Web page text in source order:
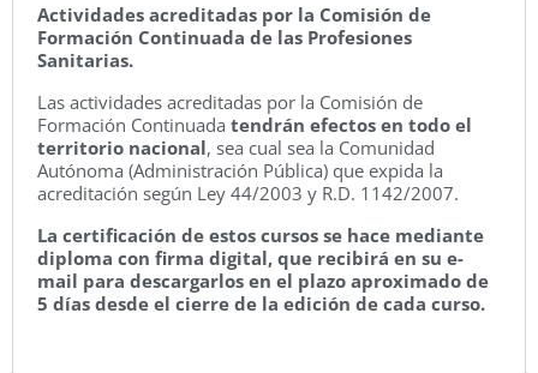
Actividades acreditadas por la Comisión de
Formación Continuada de las Profesiones
Sanitarias.
Las actividades acreditadas por la Comisión de
Formación Continuada tendrán efectos en todo el
territorio nacional, sea cual sea la Comunidad
Autónoma (Administración Pública) que expida la
acreditación según Ley 44/2003 y R.D. 1142/2007.
La certificación de estos cursos se hace mediante
diploma con firma digital, que recibirá en su e-
mail para descargarlos en el plazo aproximado de
5 días desde el cierre de la edición de cada curso.